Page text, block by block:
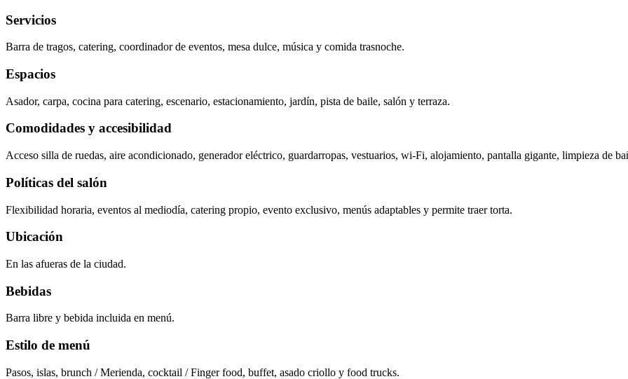
Servicios
Barra de tragos, catering, coordinador de eventos, mesa dulce, música y comida trasnoche.
Espacios
Asador, carpa, cocina para catering, escenario, estacionamiento, jardín, pista de baile, salón y terraza.
Comodidades y accesibilidad
Acceso silla de ruedas, aire acondicionado, generador eléctrico, guardarropas, vestuarios, wi-Fi, alojamiento, pantalla gigante, limpieza de
Políticas del salón
Flexibilidad horaria, eventos al mediodía, catering propio, evento exclusivo, menús adaptables y permite traer torta.
Ubicación
En las afueras de la ciudad.
Bebidas
Barra libre y bebida incluida en menú.
Estilo de menú
Pasos, islas, brunch / Merienda, cocktail / Finger food, buffet, asado criollo y food trucks.